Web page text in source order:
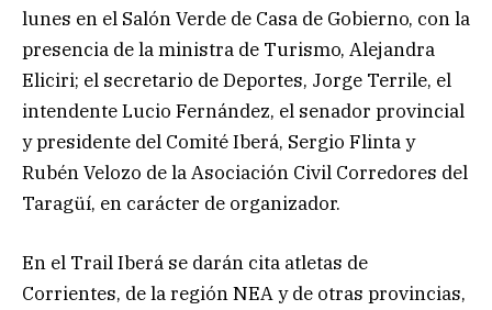
lunes en el Salón Verde de Casa de Gobierno, con la
presencia de la ministra de Turismo, Alejandra
Eliciri; el secretario de Deportes, Jorge Terrile, el
intendente Lucio Fernández, el senador provincial
y presidente del Comité Iberá, Sergio Flinta y
Rubén Velozo de la Asociación Civil Corredores del
Taragüí, en carácter de organizador.
En el Trail Iberá se darán cita atletas de
Corrientes, de la región NEA y de otras provincias,